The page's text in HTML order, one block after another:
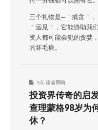
三个礼物是─＂戒贪＂
＂远见＂，它能协助我
资人都可能会犯的贪婪
的坏毛病。
9点 读者回响
投资界传奇的启
查理蒙格98岁为
休？